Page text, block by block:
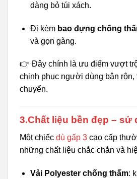
dàng bỏ túi xách.
Đi kèm bao đựng chống
và gọn gàng.
👉 Đây chính là ưu điểm vượt
chinh phục người dùng bận
chuyển.
3.Chất liệu bền đẹp – sử
Một chiếc dù gấp 3 cao cấp
những chất liệu chắc chắn và
Vải Polyester chống thấm: